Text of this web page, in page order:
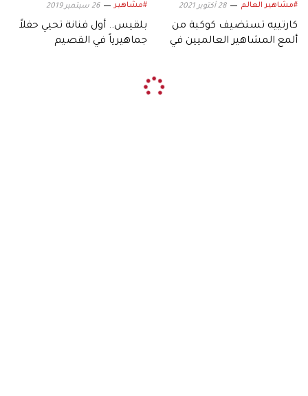
#مشاهير العالم 28 أكتوبر 2021
كارتييه تستضيف كوكبة من
ألمع المشاهير العالميين في
#مشاهير 26 سبتمبر 2019
بلقيس.. أول فنانة تحيي حفلاً
جماهيرياً في القصيم